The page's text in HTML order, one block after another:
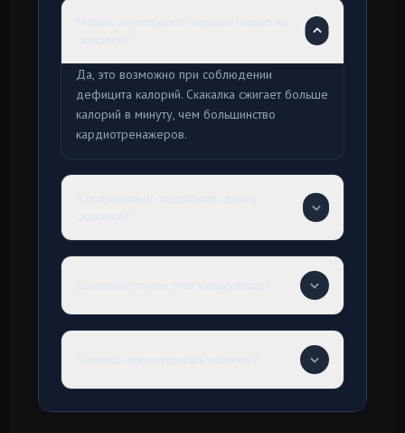
Да, это возможно при соблюдении
дефицита калорий. Скакалка сжигает больше
калорий в минуту, чем большинство
кардиотренажеров.